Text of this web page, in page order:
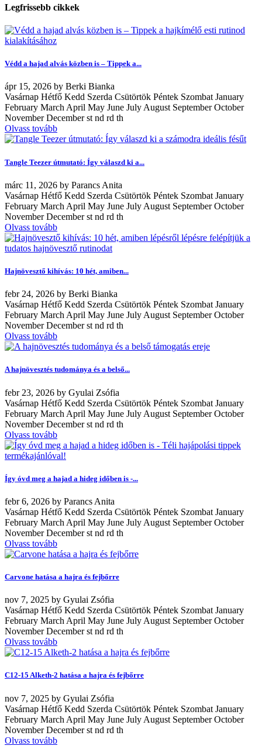
Legfrissebb cikkek
Védd a hajad alvás közben is – Tippek a...
ápr 15, 2026 by Berki Bianka
Vasárnap Hétfő Kedd Szerda Csütörtök Péntek Szombat January
February March April May June July August September October
November December st nd rd th
Olvass tovább
Tangle Teezer útmutató: Így válaszd ki a...
márc 11, 2026 by Parancs Anita
Vasárnap Hétfő Kedd Szerda Csütörtök Péntek Szombat January
February March April May June July August September October
November December st nd rd th
Olvass tovább
Hajnövesztő kihívás: 10 hét, amiben...
febr 24, 2026 by Berki Bianka
Vasárnap Hétfő Kedd Szerda Csütörtök Péntek Szombat January
February March April May June July August September October
November December st nd rd th
Olvass tovább
A hajnövesztés tudománya és a belső...
febr 23, 2026 by Gyulai Zsófia
Vasárnap Hétfő Kedd Szerda Csütörtök Péntek Szombat January
February March April May June July August September October
November December st nd rd th
Olvass tovább
Így óvd meg a hajad a hideg időben is -...
febr6, 2026 by Parancs Anita
Vasárnap Hétfő Kedd Szerda Csütörtök Péntek Szombat January
February March April May June July August September October
November December st nd rd th
Olvass tovább
Carvone hatása a hajra és fejbőrre
nov 7, 2025 by Gyulai Zsófia
Vasárnap Hétfő Kedd Szerda Csütörtök Péntek Szombat January
February March April May June July August September October
November December st nd rd th
Olvass tovább
C12-15 Alketh-2 hatása a hajra és fejbőrre
nov 7, 2025 by Gyulai Zsófia
Vasárnap Hétfő Kedd Szerda Csütörtök Péntek Szombat January
February March April May June July August September October
November December st nd rd th
Olvass tovább